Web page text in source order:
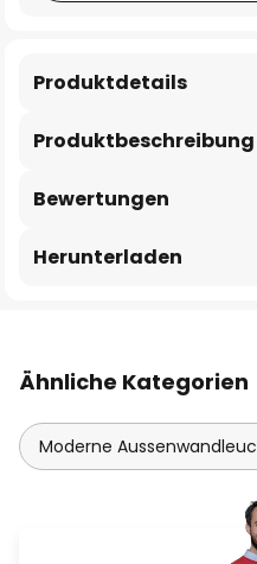
Produktbeschreibung
Produktdetails
Bewertungen
Herunterladen
Ähnliche Kategorien
Moderne